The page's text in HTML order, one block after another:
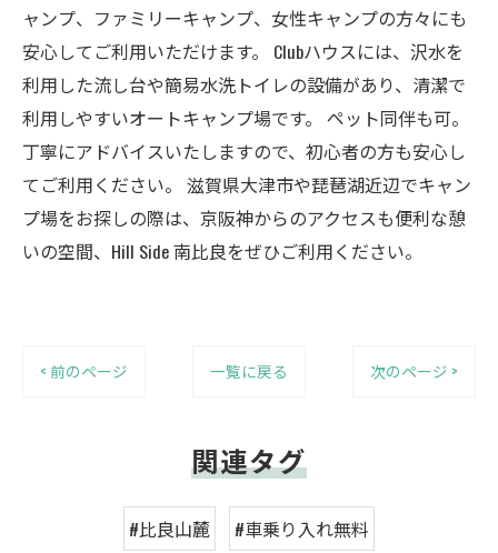
ャンプ、ファミリーキャンプ、女性キャンプの方々にも
安心してご利用いただけます。 Clubハウスには、沢水を
利用した流し台や簡易水洗トイレの設備があり、清潔で
利用しやすいオートキャンプ場です。 ペット同伴も可。
丁寧にアドバイスいたしますので、初心者の方も安心し
てご利用ください。 滋賀県大津市や琵琶湖近辺でキャン
プ場をお探しの際は、京阪神からのアクセスも便利な憩
いの空間、Hill Side 南比良をぜひご利用ください。
< 前のページ 一覧に戻る 次のページ >
関連タグ
#比良山麓
#車乗り入れ無料